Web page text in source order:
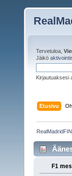
Tervetuloa,
Jäikö
Kirjautuaksesi
Etusivu
F1